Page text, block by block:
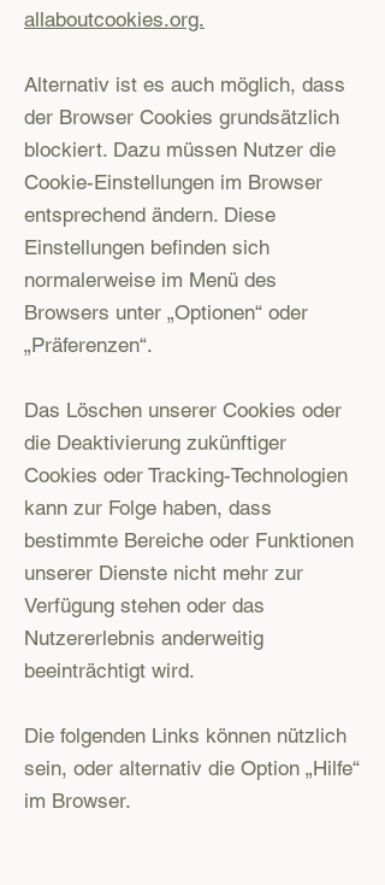
allaboutcookies.org.
Alternativ ist es auch möglich, dass
der Browser Cookies grundsätzlich
blockiert. Dazu müssen Nutzer die
Cookie-Einstellungen im Browser
entsprechend ändern. Diese
Einstellungen befinden sich
normalerweise im Menü des
Browsers unter „Optionen“ oder
„Präferenzen“.
Das Löschen unserer Cookies oder
die Deaktivierung zukünftiger
Cookies oder Tracking-Technologien
kann zur Folge haben, dass
bestimmte Bereiche oder Funktionen
unserer Dienste nicht mehr zur
Verfügung stehen oder das
Nutzererlebnis anderweitig
beeinträchtigt wird.
Die folgenden Links können nützlich
sein, oder alternativ die Option „Hilfe“
im Browser.